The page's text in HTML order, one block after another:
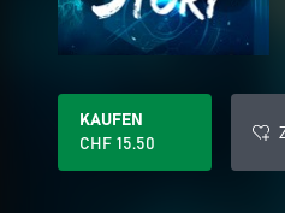
KAUFEN
CHF 15.50